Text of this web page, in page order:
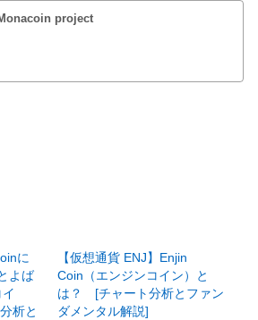
project
に
よば
析と
【仮想通貨 ENJ】Enjin
Coin（エンジンコイン）と
は？ [チャート分析とファン
ダメンタル解説]